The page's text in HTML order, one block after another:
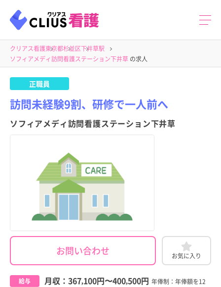
クリアス看護東京都杉並区下井草駅
ソフィアメディ訪問看護ステーション下井草 の求人
正職員
訪問未経験9割、研修で一人前へ
ソフィアメディ訪問看護ステーション下井草
お問い合わせ お気に入り
給与 月収： 367,100円〜400,500円 年俸制：年俸額を12